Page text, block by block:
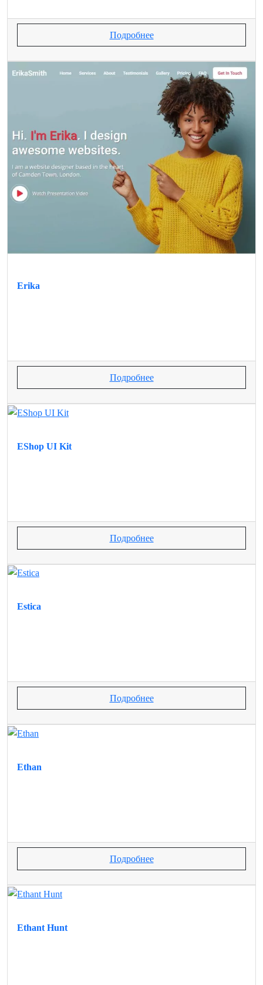
Подробнее
Erika
Подробнее
EShop UI Kit
Подробнее
Estica
Подробнее
Ethan
Подробнее
Ethant Hunt